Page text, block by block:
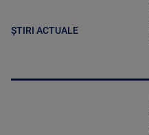
ȘTIRI ACTUALE